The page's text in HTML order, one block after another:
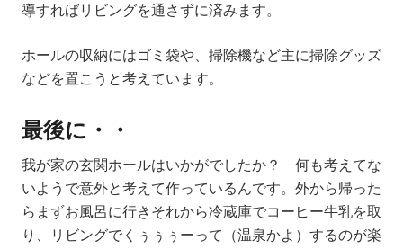
導すればリビングを通さずに済みます。
ホールの収納にはゴミ袋や、掃除機など主に掃除グッズ
などを置こうと考えています。
最後に・・
我が家の玄関ホールはいかがでしたか？ 何も考えてな
いようで意外と考えて作っているんです。外から帰った
らまずお風呂に行きそれから冷蔵庫でコーヒー牛乳を取
り、リビングでくぅぅぅーって（温泉かよ）するのが楽